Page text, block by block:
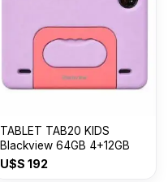
TABLET TAB20 KIDS
Blackview 64GB 4+12GB
U$S 192